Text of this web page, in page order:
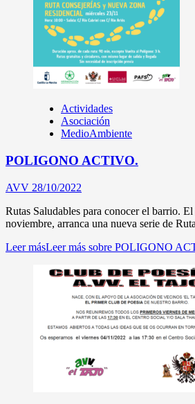
Actividades
Asociación
MedioAmbiente
POLIGONO ACTIVO.
AVV 28/10/2022
Rutas Saludables para conocer el barrio.
noviembre, arranca una nueva serie de
Leer másLeer más sobre POLIGONO